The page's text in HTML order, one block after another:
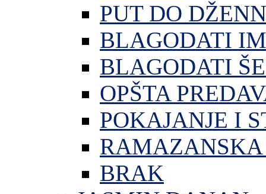
PUT DO
BLAGODATI
BLAGODATI
OPŠTA
POKAJANJE I
RAMAZANSKA
BRAK